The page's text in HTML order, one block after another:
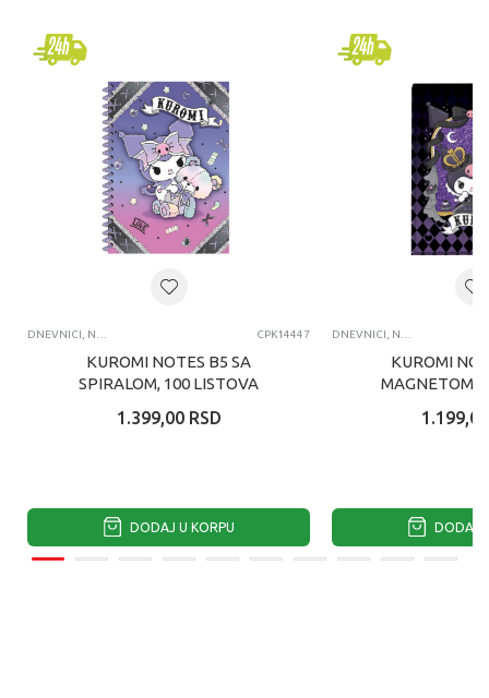
DNEVNICI, NOTESI, AGENDE, BLOKČIĆI CPK14447
KUROMI NOTES B5 SA
SPIRALOM, 100 LISTOVA
1.399,00 RSD
DODAJ U KORPU
DNEVNICI, NOTESI, AGENDE, BLOKČIĆI
KUROMI
MAGNETOM,
1.199,00
DODAJ